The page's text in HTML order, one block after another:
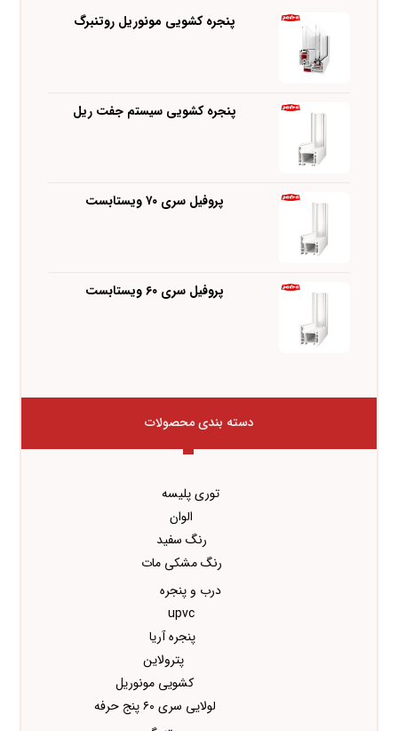
پنجره کشویی مونوریل روتنبرگ
پنجره کشویی سیستم جفت ریل
پروفیل سری ۷۰ ویستابست
پروفیل سری ۶۰ ویستابست
دسته بندی محصولات
توری پلیسه
الوان
رنگ سفید
رنگ مشکی مات
درب و پنجره
upvc
پنجره آریا
پترولاین
کشویی مونوریل
لولایی سری ۶۰ پنج حرفه